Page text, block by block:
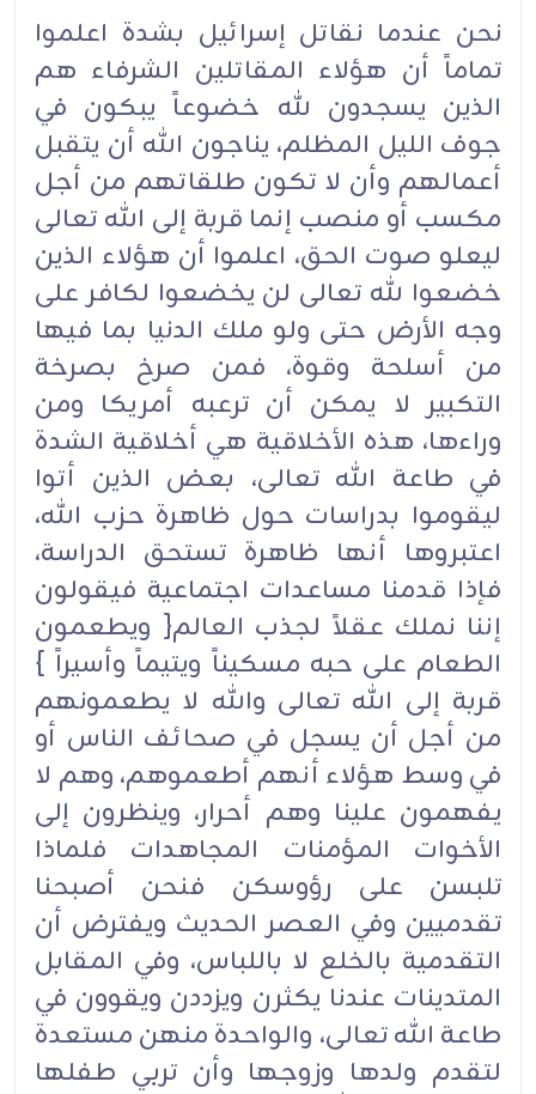
نحن عندما نقاتل إسرائيل بشدة اعلموا
تماماً أن هؤلاء المقاتلين الشرفاء هم
الذين يسجدون لله خضوعاً يبكون في
جوف الليل المظلم، يناجون الله أن يتقبل
أعمالهم وأن لا تكون طلقاتهم من أجل
مكسب أو منصب إنما قربة إلى الله تعالى
ليعلو صوت الحق، اعلموا أن هؤلاء الذين
خضعوا لله تعالى لن يخضعوا لكافر على
وجه الأرض حتى ولو ملك الدنيا بما فيها
من أسلحة وقوة، فمن صرخ بصرخة
التكبير لا يمكن أن ترعبه أمريكا ومن
وراءها، هذه الأخلاقية هي أخلاقية الشدة
في طاعة الله تعالى، بعض الذين أتوا
ليقوموا بدراسات حول ظاهرة حزب الله،
اعتبروها أنها ظاهرة تستحق الدراسة،
فإذا قدمنا مساعدات اجتماعية فيقولون
إننا نملك عقلاً لجذب العالم{ ويطعمون
الطعام على حبه مسكيناً ويتيماً وأسيراً }
قربة إلى الله تعالى والله لا يطعمونهم
من أجل أن يسجل في صحائف الناس أو
في وسط هؤلاء أنهم أطعموهم، وهم لا
يفهمون علينا وهم أحرار، وينظرون إلى
الأخوات المؤمنات المجاهدات فلماذا
تلبسن على رؤوسكن فنحن أصبحنا
تقدميين وفي العصر الحديث ويفترض أن
التقدمية بالخلع لا باللباس، وفي المقابل
المتدينات عندنا يكثرن ويزددن ويقوون في
طاعة الله تعالى، والواحدة منهن مستعدة
لتقدم ولدها وزوجها وأن تربي طفلها